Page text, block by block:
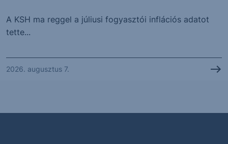
A KSH ma reggel a júliusi fogyasztói inflációs adatot
tette...
2026. augusztus 7.